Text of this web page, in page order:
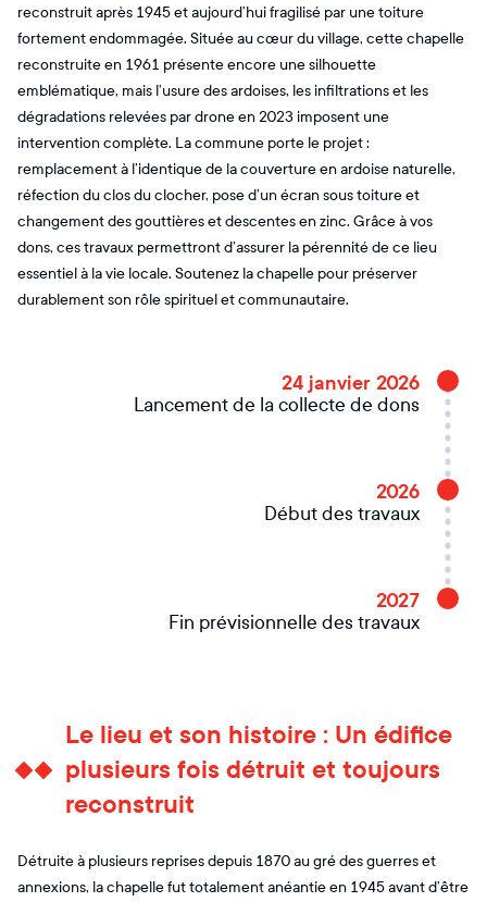
reconstruit après 1945 et aujourd’hui fragilisé par une toiture
fortement endommagée. Située au cœur du village, cette chapelle
reconstruite en 1961 présente encore une silhouette
emblématique, mais l’usure des ardoises, les infiltrations et les
dégradations relevées par drone en 2023 imposent une
intervention complète. La commune porte le projet :
remplacement à l’identique de la couverture en ardoise naturelle,
réfection du clos du clocher, pose d’un écran sous toiture et
changement des gouttières et descentes en zinc. Grâce à vos
dons, ces travaux permettront d’assurer la pérennité de ce lieu
essentiel à la vie locale. Soutenez la chapelle pour préserver
durablement son rôle spirituel et communautaire.
24 janvier 2026
Lancement de la collecte de dons
2026
Début des travaux
2027
Fin prévisionnelle des travaux
Le lieu et son histoire : Un édifice
plusieurs fois détruit et toujours
reconstruit
Détruite à plusieurs reprises depuis 1870 au gré des guerres et
annexions, la chapelle fut totalement anéantie en 1945 avant d’être